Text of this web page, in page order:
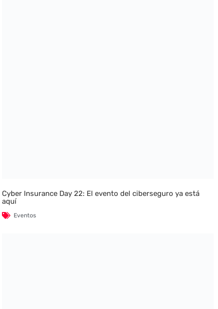
Cyber Insurance Day 22: El evento del ciberseguro ya está
aquí
Eventos